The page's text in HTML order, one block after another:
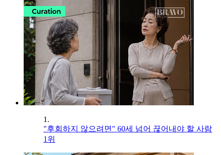
1.
"후회하지 않으려면" 60세 넘어 끊어내야 할 사람
1위